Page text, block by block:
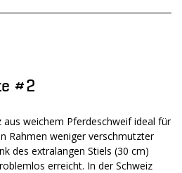
#2
weichem Pferdeschweif ideal für
Rahmen weniger verschmutzter
des extralangen Stiels (30 cm)
erreicht. In der Schweiz